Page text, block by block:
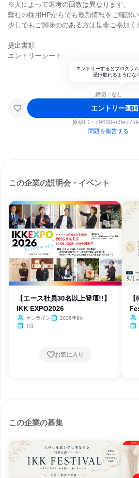
※人によって選考の回数は異なります。
弊社の採用HPからでも最新情報をご確認い
少しでもご興味ののある方は是非ご参加く
提出書類
エントリーシート
エントリーするとプログラ
受け取れるようにな
締切：なし
エントリー画
原稿ID：
問題を報告する
この企業の説明会・イベント
【エース社員30名以上登壇!!】
IKK EXPO2026
オンライン
2026年9月
1日
お気に入り
この企業の募集